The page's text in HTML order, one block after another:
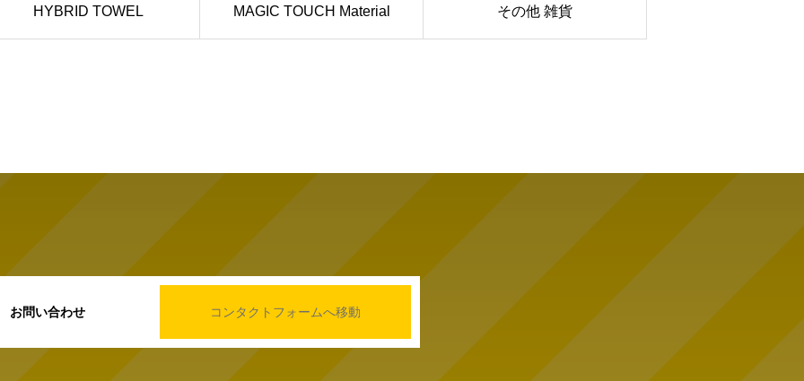
HYBRID TOWEL MAGIC TOUCH Material その他 雑貨
お問い合わせ コンタクトフォームへ移動